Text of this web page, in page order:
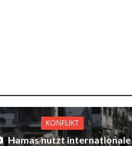
KONFLIKT
Hamas nutzt internationale